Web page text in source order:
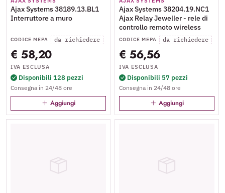
Ajax Systems 38189.13.BL1
Interruttore a muro
CODICE MEPA da richiedere
€ 58,20
IVA ESCLUSA
Disponibili 128 pezzi
Consegna in 24/48 ore
Aggiungi
Ajax Systems 38204.19.NC1
Ajax Relay Jeweller - rele di
controllo remoto wireless
CODICE MEPA da richiedere
€ 56,56
IVA ESCLUSA
Disponibili 57 pezzi
Consegna in 24/48 ore
Aggiungi